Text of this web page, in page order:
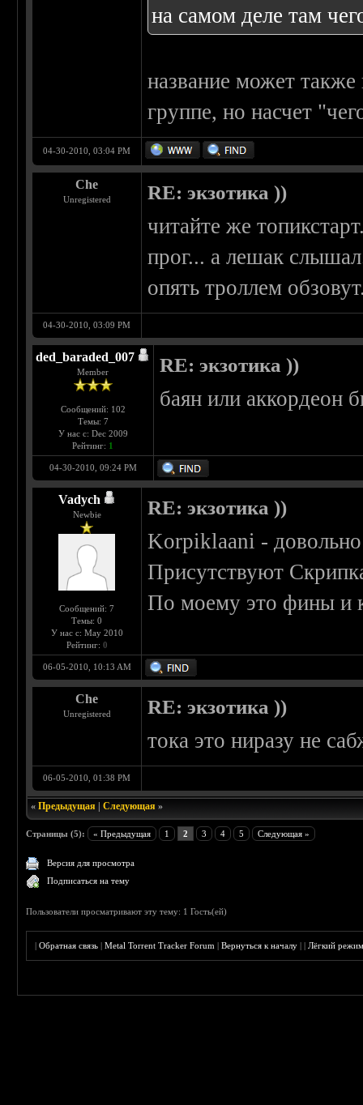
на самом деле там
название может
группе, но насчет
04-30-2010, 03:04 PM
Che
Unregistered RE: экзотика ))
читайте же
прог... а лешак
опять троллем
04-30-2010, 03:09 PM
ded_baraded_007
Member
Сообщений: 102
Темы: 7
У нас с: Dec 2009
Рейтинг: 1
RE: экзотика ))
баян или аккордеон
04-30-2010, 09:24 PM
Vadych
Newbie
Сообщений: 7
Темы: 0
У нас с: May 2010
Рейтинг: 0
RE: экзотика ))
Korpiklaani - довольно
Присутствуют
По моему это фины и
06-05-2010, 10:13 AM
Che
Unregistered RE: экзотика ))
тока это ниразу не
06-05-2010, 01:38 PM
«Предыдущая |Следующая »
Страницы (5): « Предыдущая 1 2 3 4 5 Следующая »
Версия для просмотра
Подписаться на тему
Пользователи просматривают эту тему: 1 Гость(ей)
|Обратная связь |Metal Torrent Tracker Forum |Вернуться к началу ||Лёгкий